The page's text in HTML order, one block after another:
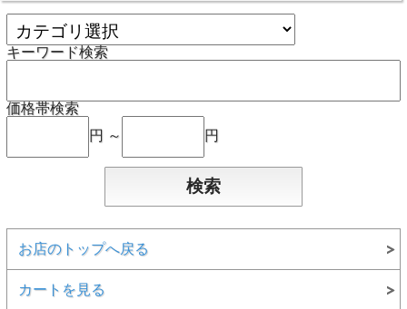
キーワード検索
価格帯検索
円 ～
円
お店のトップへ戻る
カートを見る